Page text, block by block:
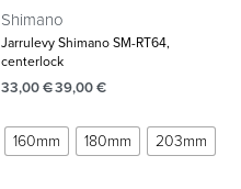
Shimano
Jarrulevy Shimano SM-RT64,
centerlock
33,00€39,00€
160mm 180mm 203mm